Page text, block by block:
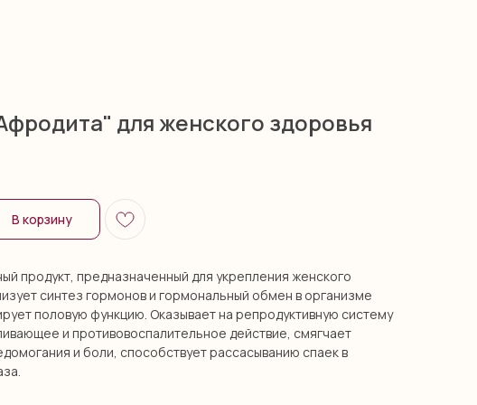
для женского здоровья
В корзину
продукт, предназначенный для укрепления женского
синтез гормонов и гормональный обмен в организме
половую функцию. Оказывает на репродуктивную систему
и противовоспалительное действие, смягчает
и боли, способствует рассасыванию спаек в